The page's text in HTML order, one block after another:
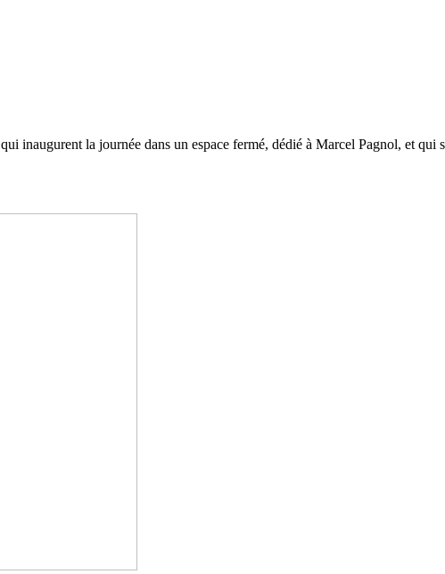
inaugurent la journée dans un espace fermé, dédié à Marcel Pagnol, et